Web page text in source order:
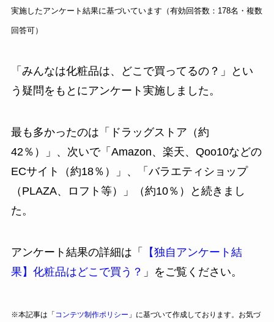
実施したアンケート結果に基づいています（有効回答数：178名・複数
回答可）
「みんなは化粧品は、どこで買ってるの？」とい
う疑問をもとにアンケート実施しました。
最も多かったのは「ドラッグストア（約
42％）」、次いで「Amazon、楽天、Qoo10などの
ECサイト（約18％）」、「バラエティショップ
（PLAZA、ロフト等）」（約10％）と続きまし
た。
アンケート結果の詳細は「
【独自アンケート結
果】化粧品はどこで買う？ 」をご覧ください。
※本記事は「 コンテツ制作ポリシー 」に基づいて作成しております。お気づ